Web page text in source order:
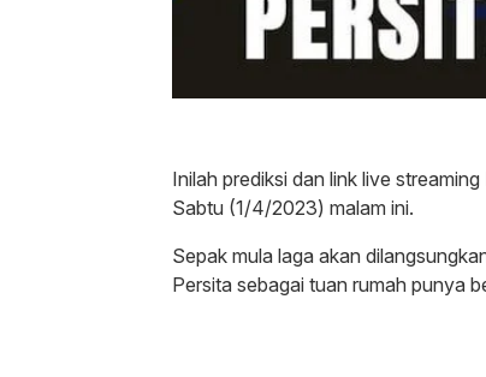
Inilah prediksi dan link live
Sabtu (1/4/2023) malam ini.
Sepak mula laga akan
Persita sebagai tuan rumah punya